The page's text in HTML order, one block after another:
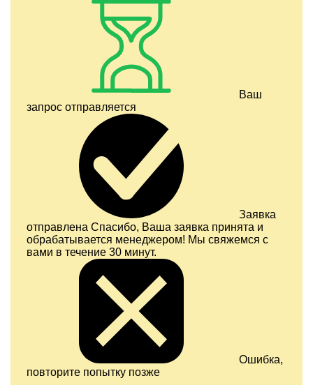
Ваш
запрос отправляется
Заявка
отправлена Спасибо, Ваша заявка принята и
обрабатывается менеджером! Мы свяжемся с
вами в течение 30 минут.
Ошибка,
повторите попытку позже